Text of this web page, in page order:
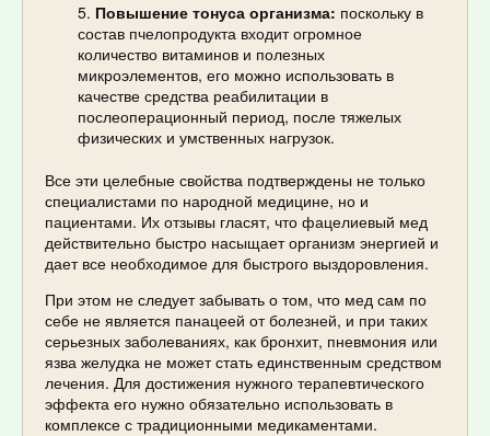
Повышение тонуса организма: поскольку в
состав пчелопродукта входит огромное
количество витаминов и полезных
микроэлементов, его можно использовать в
качестве средства реабилитации в
послеоперационный период, после тяжелых
физических и умственных нагрузок.
Все эти целебные свойства подтверждены не только
специалистами по народной медицине, но и
пациентами. Их отзывы гласят, что фацелиевый мед
действительно быстро насыщает организм энергией и
дает все необходимое для быстрого выздоровления.
При этом не следует забывать о том, что мед сам по
себе не является панацеей от болезней, и при таких
серьезных заболеваниях, как бронхит, пневмония или
язва желудка не может стать единственным средством
лечения. Для достижения нужного терапевтического
эффекта его нужно обязательно использовать в
комплексе с традиционными медикаментами.